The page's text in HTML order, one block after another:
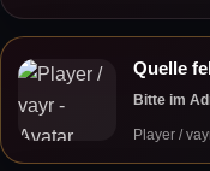
Quelle
Bitte im
Player /